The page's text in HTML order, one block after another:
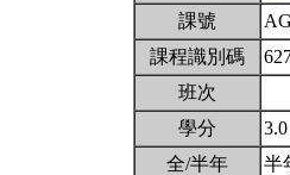
課號
課程識別碼
班次
學分
3.0
全/半年
半